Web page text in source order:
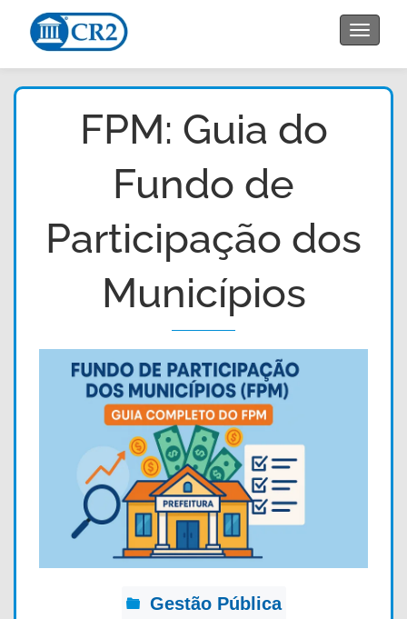
Toggle
FPM: Guia do
Fundo de
Participação dos
Municípios
Gestão Pública